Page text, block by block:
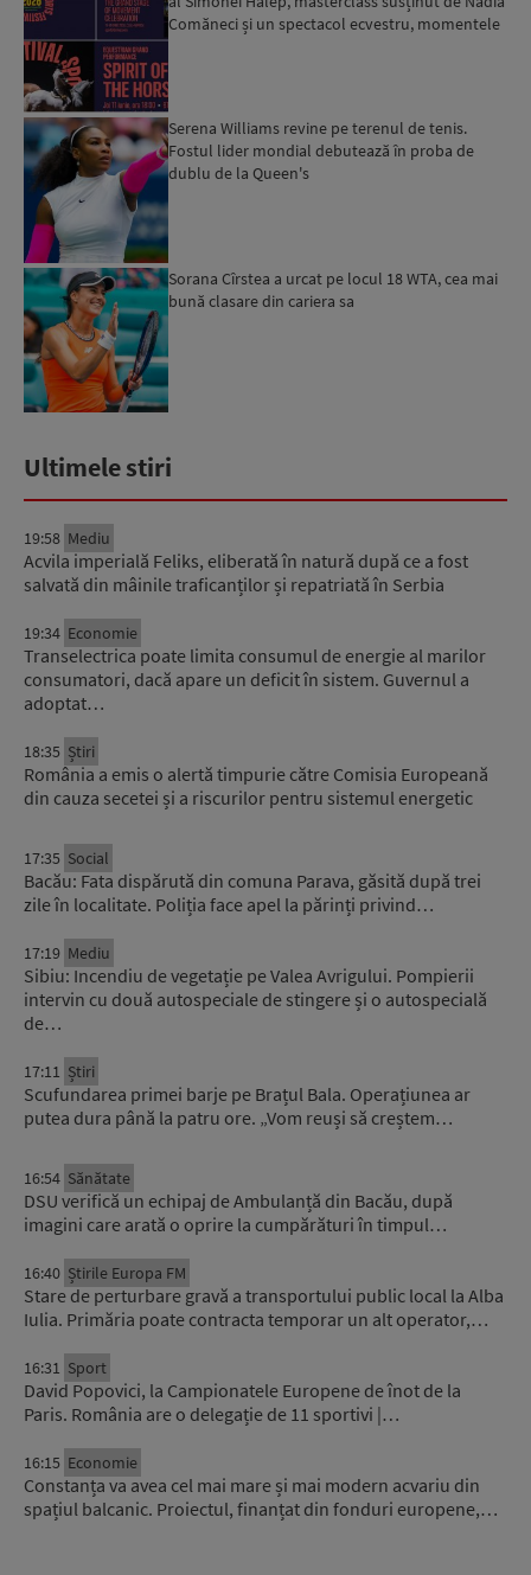
Comăneci și un spectacol ecvestru, momentele
Serena Williams revine pe terenul de tenis.
Fostul lider mondial debutează în proba de
dublu de la Queen's
Sorana Cîrstea a urcat pe locul 18 WTA, cea mai
bună clasare din cariera sa
Ultimele stiri
19:58 Mediu
Acvila imperială Feliks, eliberată în natură după ce a fost
salvată din mâinile traficanților și repatriată în Serbia
19:34 Economie
Transelectrica poate limita consumul de energie al marilor
consumatori, dacă apare un deficit în sistem. Guvernul a
adoptat…
18:35 Știri
România a emis o alertă timpurie către Comisia Europeană
din cauza secetei și a riscurilor pentru sistemul energetic
17:35 Social
Bacău: Fata dispărută din comuna Parava, găsită după trei
zile în localitate. Poliția face apel la părinți privind…
17:19 Mediu
Sibiu: Incendiu de vegetație pe Valea Avrigului. Pompierii
intervin cu două autospeciale de stingere și o autospecială
de…
17:11 Știri
Scufundarea primei barje pe Brațul Bala. Operațiunea ar
putea dura până la patru ore. „Vom reuși să creștem…
16:54 Sănătate
DSU verifică un echipaj de Ambulanță din Bacău, după
imagini care arată o oprire la cumpărături în timpul…
16:40 Știrile Europa FM
Stare de perturbare gravă a transportului public local la Alba
Iulia. Primăria poate contracta temporar un alt operator,…
16:31 Sport
David Popovici, la Campionatele Europene de înot de la
Paris. România are o delegație de 11 sportivi |…
16:15 Economie
Constanța va avea cel mai mare și mai modern acvariu din
spațiul balcanic. Proiectul, finanțat din fonduri europene,…